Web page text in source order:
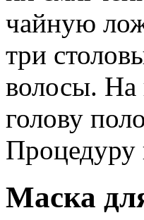
чайную
три
волосы. На
голову
Процедуру
Маска